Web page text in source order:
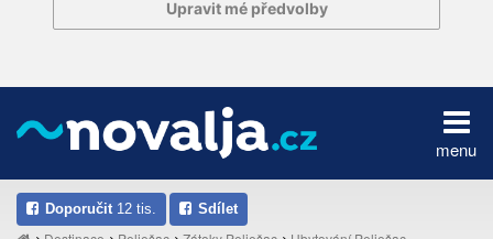
Upravit mé předvolby
menu
Doporučit 12 tis. Sdílet